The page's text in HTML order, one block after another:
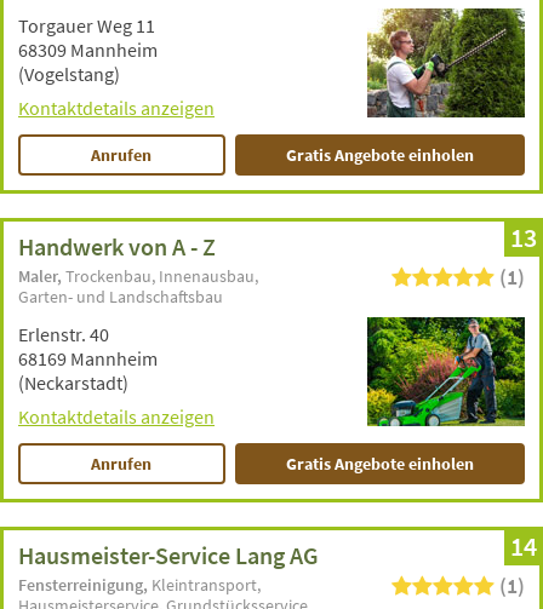
Torgauer Weg 11
68309 Mannheim
(Vogelstang)
Kontaktdetails anzeigen
Anrufen Gratis Angebote einholen
13
Handwerk von A - Z
Maler Trockenbau Innenausbau
Garten- und Landschaftsbau
(1)
Erlenstr. 40
68169 Mannheim
(Neckarstadt)
Kontaktdetails anzeigen
Anrufen Gratis Angebote einholen
14
Hausmeister-Service Lang AG
Fensterreinigung Kleintransport
(1)